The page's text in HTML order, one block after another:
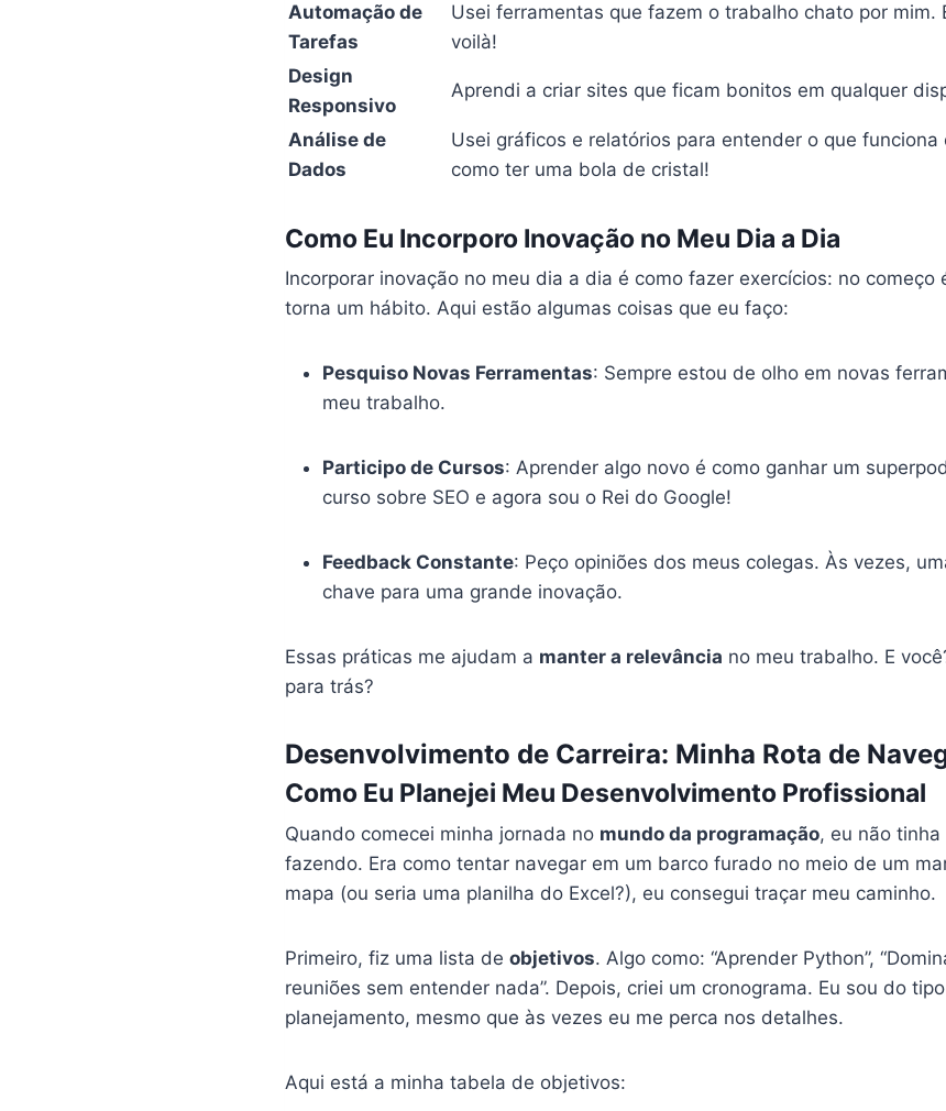
Automação de
Tarefas
Usei ferramentas que fazem o trabalho chato por mim.
voilà!
Design
Responsivo
Aprendi a criar sites que ficam bonitos em qualquer
Análise de
Dados
Usei gráficos e relatórios para entender o que funciona
como ter uma bola de cristal!
Como Eu Incorporo Inovação no Meu Dia a Dia
Incorporar inovação no meu dia a dia é como fazer exercícios: no começo
torna um hábito. Aqui estão algumas coisas que eu faço:
Pesquiso Novas Ferramentas: Sempre estou de olho em novas
meu trabalho.
Participo de Cursos: Aprender algo novo é como ganhar um
curso sobre SEO e agora sou o Rei do Google!
Feedback Constante: Peço opiniões dos meus colegas. Às vezes,
chave para uma grande inovação.
Essas práticas me ajudam a manter a relevância no meu trabalho. E
para trás?
Desenvolvimento de Carreira: Minha Rota de
Como Eu Planejei Meu Desenvolvimento Profissional
Quando comecei minha jornada no mundo da programação, eu não
fazendo. Era como tentar navegar em um barco furado no meio de um
mapa (ou seria uma planilha do Excel?), eu consegui traçar meu caminho.
Primeiro, fiz uma lista deobjetivos. Algo como: “Aprender Python”,
reuniões sem entender nada”. Depois, criei um cronograma. Eu sou do
planejamento, mesmo que às vezes eu me perca nos detalhes.
Aqui está a minha tabela de objetivos: